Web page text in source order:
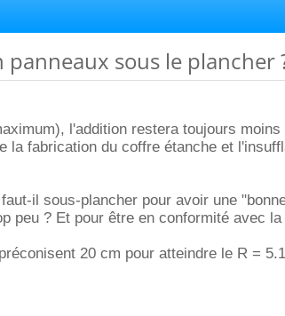
panneaux sous le plancher
l'addition restera toujours
la fabrication du coffre étanche et
il sous-plancher pour avoir une
peu ? Et pour être en conformité avec la
20 cm pour atteindre le R =